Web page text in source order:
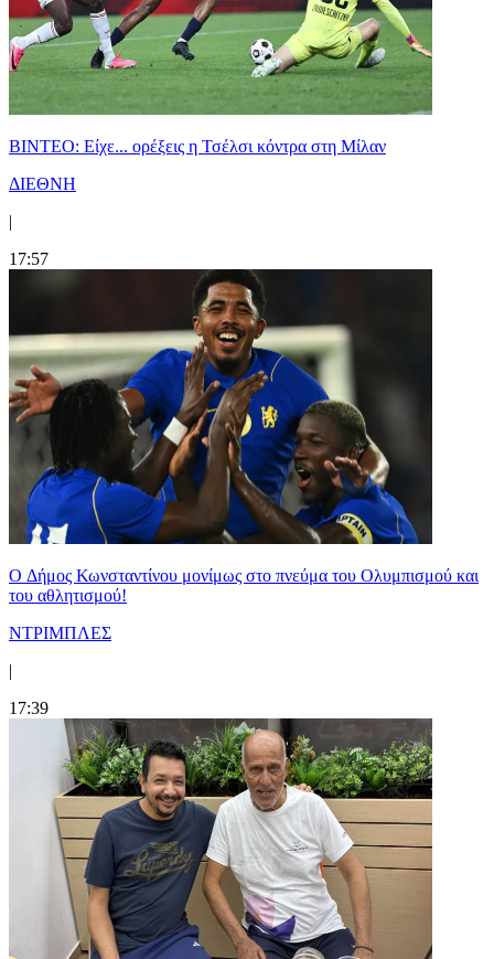
BINTEO: Είχε... ορέξεις η Τσέλσι κόντρα στη Μίλαν
ΔΙΕΘΝΗ
|
17:57
O Δήμος Κωνσταντίνου μονίμως στο πνεύμα του Ολυμπισμού και
του αθλητισμού!
ΝΤΡΙΜΠΛΕΣ
|
17:39